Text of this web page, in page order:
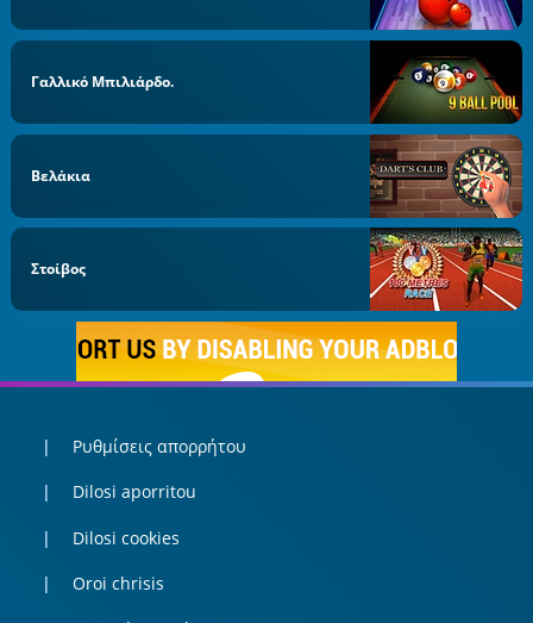
Γαλλικό Μπιλιάρδο.
Βελάκια
Στοίβος
Ρυθμίσεις απορρήτου
Dilosi aporritou
Dilosi cookies
Oroi chrisis